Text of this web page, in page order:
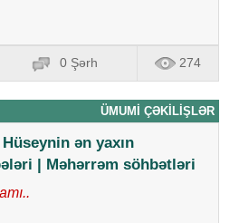
0 Şərh 274
ÜMUMI ÇƏKILIŞLƏR
ən yaxın
| Məhərrəm söhbətləri